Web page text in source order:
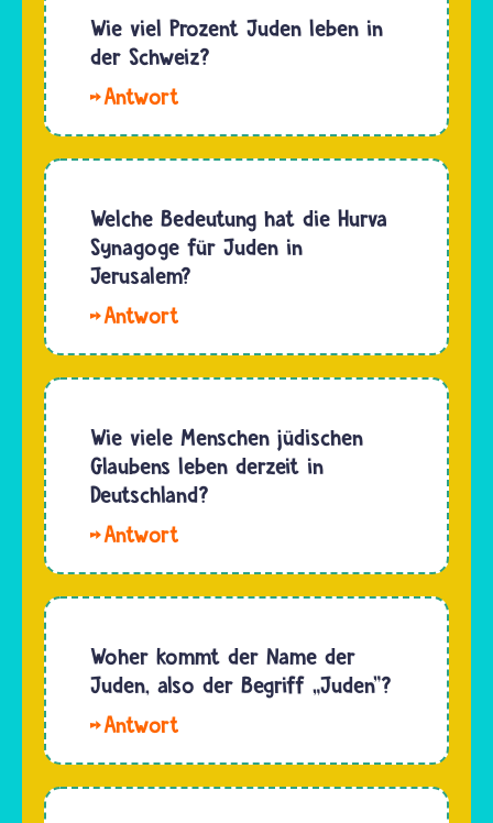
und viele
tun es
auch. Ob
und…
Verständnis
die
Sprache.
Im
rabbinischen
gibt es
daher
auch
die…
Wie viel Prozent Juden leben in
der Schweiz?
Schweiz
etwa
18.000
jüdische
Das ist
allerdings
nur eine
ganz
sicher
kann
man
Welche Bedeutung hat die Hurva
Synagoge für Juden in
Jerusalem?
Synagoge
jüdischen
Viertel in
Jerusalem.
Synagoge
wurde
früher
zerstört
und dann
wieder…
Wie viele Menschen jüdischen
Glaubens leben derzeit in
Deutschland?
Auf der
des
deutschen
steht zu
Beginn
des
Woher kommt der Name der
Juden, also der Begriff „Juden"?
Bezeichnung